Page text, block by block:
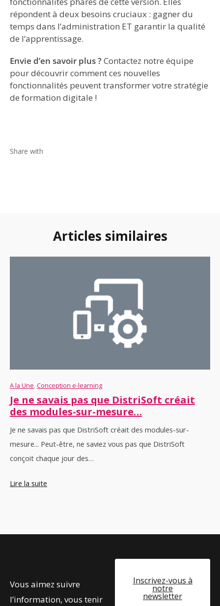
répondent à deux besoins cruciaux : gagner du
temps dans l’administration ET garantir la qualité
de l’apprentissage.
Envie d’en savoir plus ?Contactez notre équipe
pour découvrir comment ces nouvelles
fonctionnalités peuvent transformer votre stratégie
de formation digitale !
Share with
Articles similaires
A la Une,Conception e-learning
Je ne savais pas que DistriSoft créait
des modules-sur-mesure…
Je ne savais pas que DistriSoft créait des modules-sur-
mesure... Peut-être, ne saviez vous pas que DistriSoft
conçoit chaque jour des…
Lire la suite
Vous aimez suivre
l’information, vous tenir
Inscrivez-vous à
notre
newsletter